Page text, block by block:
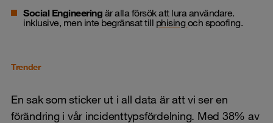
Social Engineering är alla försök att lura användare.
inklusive, men inte begränsat till phising och spoofing.
Trender
En sak som sticker ut i all data är att vi ser en
förändring i vår incidenttypsfördelning. Med 38% av